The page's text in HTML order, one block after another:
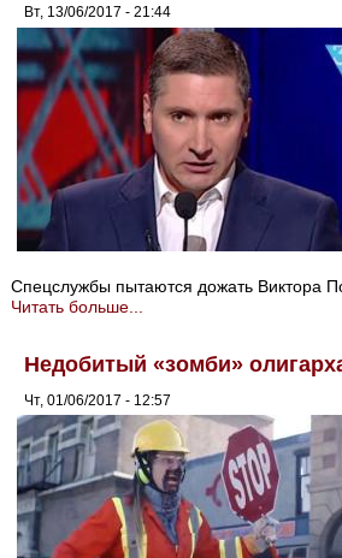
Вт, 13/06/2017 - 21:44
Спецслужбы пытаются дожать Виктора
Читать больше...
Недобитый «зомби»
Чт, 01/06/2017 - 12:57